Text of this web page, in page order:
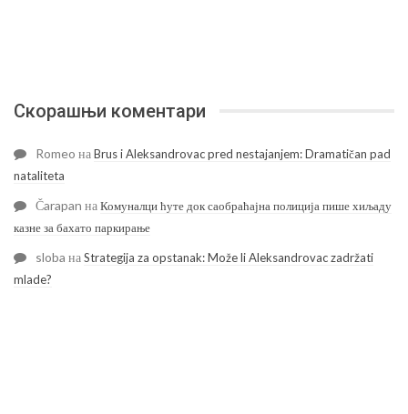
Скорашњи коментари
Romeo наBrus i Aleksandrovac pred nestajanjem: Dramatičan pad
nataliteta
Čarapan наКомуналци ћуте док саобраћајна полиција пише хиљаду
казне за бахато паркирање
sloba наStrategija za opstanak: Može li Aleksandrovac zadržati
mlade?